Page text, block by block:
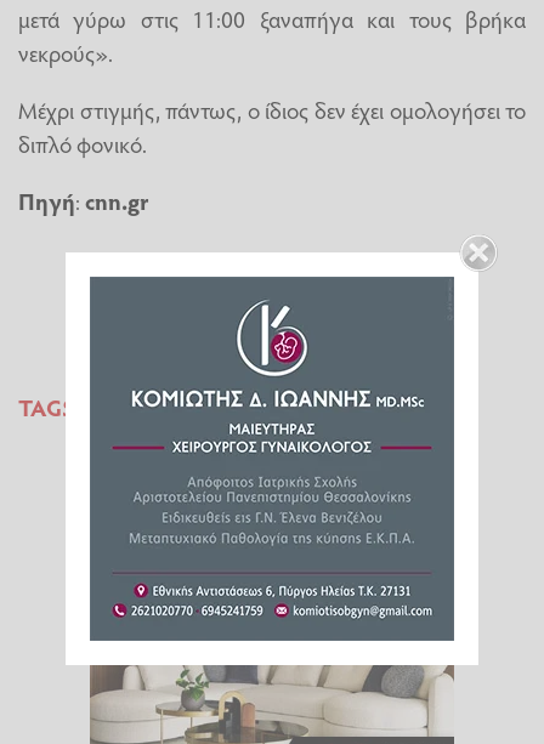
μετά γύρω στις 11:00 ξαναπήγα και τους βρήκα
νεκρούς».
Μέχρι στιγμής, πάντως, ο ίδιος δεν έχει ομολογήσει το
διπλό φονικό.
Πηγή:cnn.gr
TAGS: ΑΙΓΙΟ
ΔΟΛΟΦΟΝΙΑ
ΙΑΤΡΟΔΙΚΑΣΤΗΣ
ΔΙΠΛΟ ΦΟΝΙΚΟ